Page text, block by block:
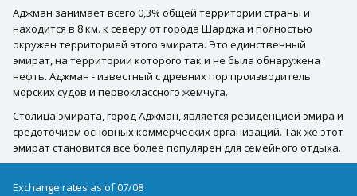
Аджман занимает всего 0,3% общей территории страны и
находится в 8 км. к северу от города Шарджа и полностью
окружен территорией этого эмирата. Это единственный
эмират, на территории которого так и не была обнаружена
нефть. Аджман - известный с древних пор производитель
морских судов и первоклассного жемчуга.
Столица эмирата, город Аджман, является резиденцией эмира и
средоточием основных коммерческих организаций. Так же этот
эмират становится все более популярен для семейного отдыха.
Exchange rates as of 07/08